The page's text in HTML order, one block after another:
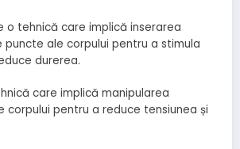
o tehnică care implică inserarea
puncte ale corpului pentru a stimula
durerea.
care implică manipularea
corpului pentru a reduce tensiunea și